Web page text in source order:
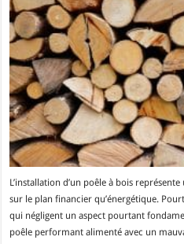
L’installation d’un poêle à bois
sur le plan financier qu’énergétique.
qui négligent un aspect pourtant
poêle performant alimenté avec un